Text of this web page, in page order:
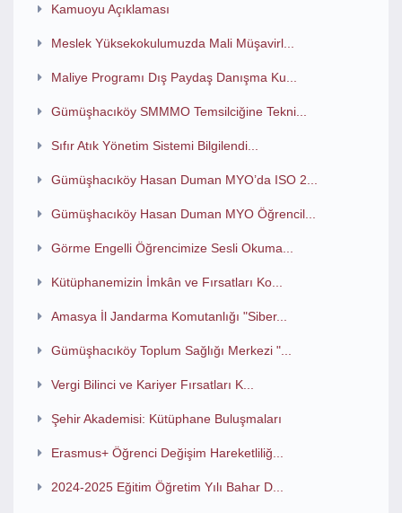
Kamuoyu Açıklaması
Meslek Yüksekokulumuzda Mali Müşavirl...
Maliye Programı Dış Paydaş Danışma Ku...
Gümüşhacıköy SMMMO Temsilciğine Tekni...
Sıfır Atık Yönetim Sistemi Bilgilendi...
Gümüşhacıköy Hasan Duman MYO’da ISO 2...
Gümüşhacıköy Hasan Duman MYO Öğrencil...
Görme Engelli Öğrencimize Sesli Okuma...
Kütüphanemizin İmkân ve Fırsatları Ko...
Amasya İl Jandarma Komutanlığı "Siber...
Gümüşhacıköy Toplum Sağlığı Merkezi "...
Vergi Bilinci ve Kariyer Fırsatları K...
Şehir Akademisi: Kütüphane Buluşmaları
Erasmus+ Öğrenci Değişim Hareketliliğ...
2024-2025 Eğitim Öğretim Yılı Bahar D...